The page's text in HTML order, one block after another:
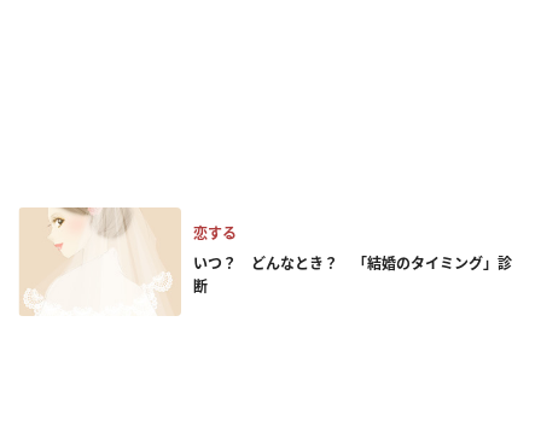
恋する
いつ？ どんなとき？ 「結婚のタイミング」診
断